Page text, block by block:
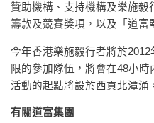
贊助機構、支持機構及樂施毅
籌款及競賽獎項，以及「道富
今年香港樂施毅行者將於
限的參加隊伍，將會在48小
活動的起點將設於西貢北潭涌
有關道富集團